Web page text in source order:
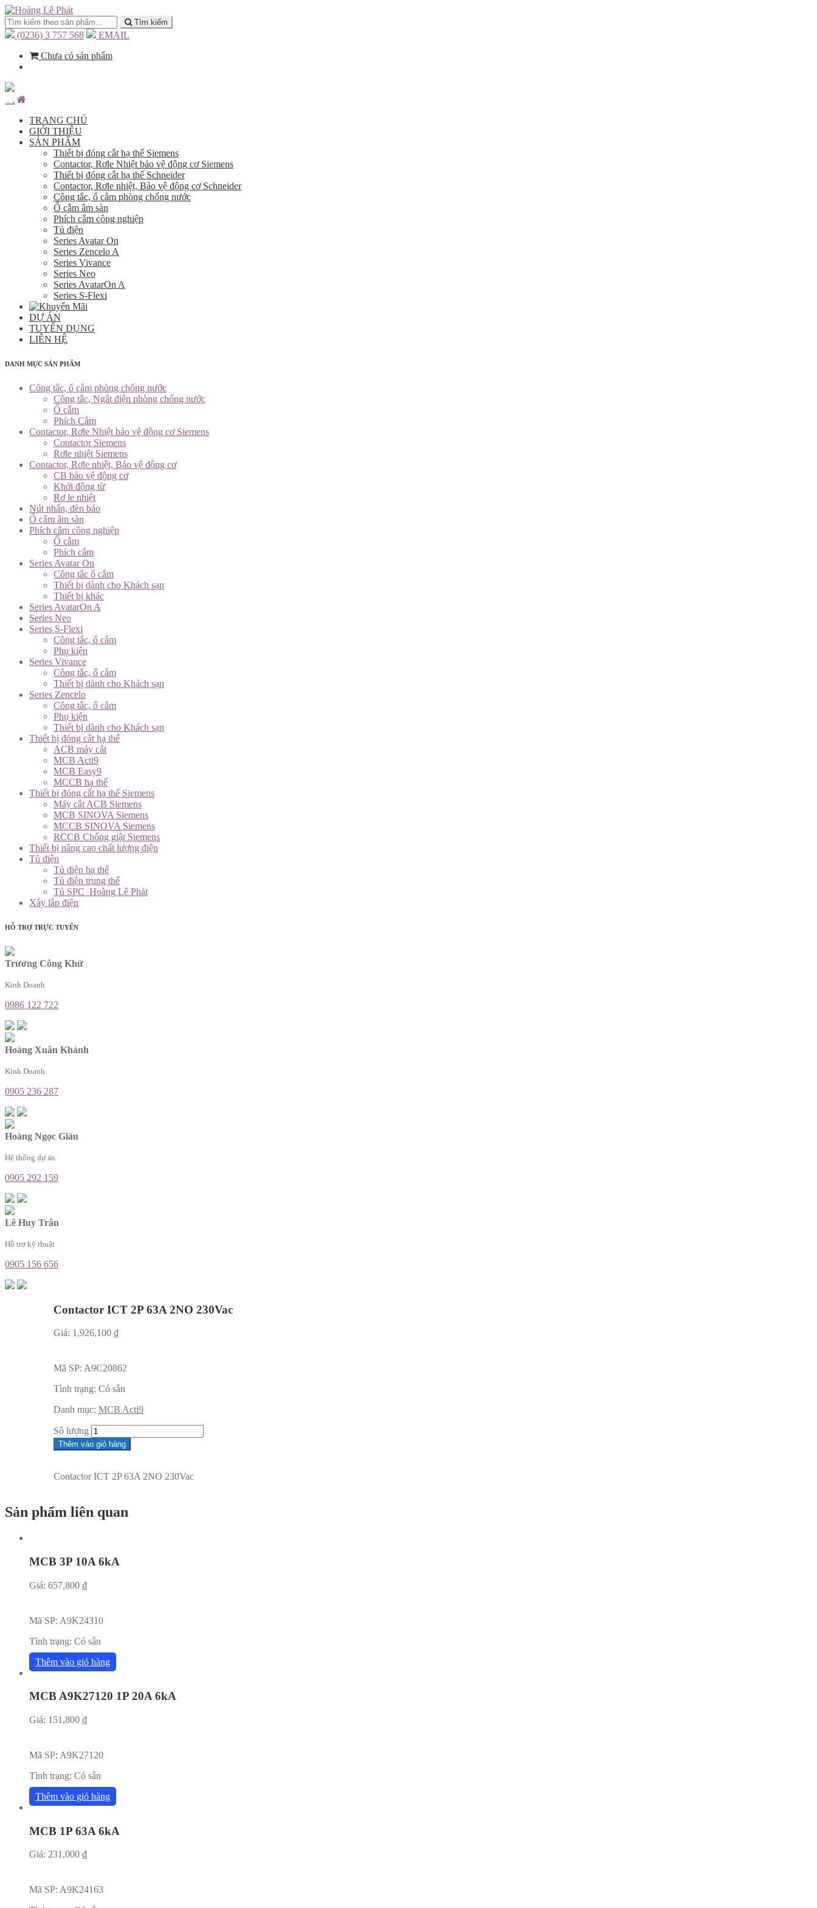
Tìm kiếm
(0236) 3 757 568
EMAIL
Chưa có sản phẩm
TRANG CHỦ
GIỚI THIỆU
SẢN PHẨM
Thiết bị đóng cắt hạ thế Siemens
Contactor, Rơle Nhiệt bảo vệ động cơ Siemens
Thiết bị đóng cắt hạ thế Schneider
Contactor, Rơle nhiệt, Bảo vệ động cơ Schneider
Công tắc, ổ cắm phòng chống nước
Ổ cắm âm sàn
Phích cắm công nghiệp
Tủ điện
Series Avatar On
Series Zencelo A
Series Vivance
Series Neo
Series AvatarOn A
Series S-Flexi
DỰ ÁN
TUYỂN DỤNG
LIÊN HỆ
DANH MỤC SẢN PHẨM
Công tắc, ổ cắm phòng chống nước
Công tắc, Ngắt điện phòng chống nước
Ổ cắm
Phích Cắm
Contactor, Rơle Nhiệt bảo vệ động cơ Siemens
Contactor Siemens
Rơle nhiệt Siemens
Contactor, Rơle nhiệt, Bảo vệ động cơ
CB bảo vệ động cơ
Khởi động từ
Rơ le nhiệt
Nút nhấn, đèn báo
Ổ cắm âm sàn
Phích cắm công nghiệp
Ổ cắm
Phích cắm
Series Avatar On
Công tắc ổ cắm
Thiết bị dành cho Khách sạn
Thiết bị khác
Series AvatarOn A
Series Neo
Series S-Flexi
Công tắc, ổ cắm
Phụ kiện
Series Vivance
Công tắc, ổ cắm
Thiết bị dành cho Khách sạn
Series Zencelo
Công tắc, ổ cắm
Phụ kiện
Thiết bị dành cho Khách sạn
Thiết bị đóng cắt hạ thế
ACB máy cắt
MCB Acti9
MCB Easy9
MCCB hạ thế
Thiết bị đóng cắt hạ thế Siemens
Máy cắt ACB Siemens
MCB SINOVA Siemens
MCCB SINOVA Siemens
RCCB Chống giật Siemens
Thiết bị nâng cao chất lượng điện
Tủ điện
Tủ điện hạ thế
Tủ điện trung thế
Tủ SPC_Hoàng Lê Phát
Xây lắp điện
HỖ TRỢ TRỰC TUYẾN
Trương Công Khứ
Kinh Doanh
0986 122 722
Hoàng Xuân Khánh
Kinh Doanh
0905 236 287
Hoàng Ngọc Giàu
Hệ thống dự án
0905 292 159
Lê Huy Trân
Hỗ trợ kỹ thuật
0905 156 656
Contactor ICT 2P 63A 2NO 230Vac
Giá: 1,926,100 ₫
Mã SP: A9C20862
Tình trạng: Có sẵn
Danh mục: MCB Acti9
Sô lượng
Thêm vào giỏ hàng
Contactor ICT 2P 63A 2NO 230Vac
Sản phẩm liên quan
MCB 3P 10A 6kA
Giá: 657,800 ₫
Mã SP: A9K24310
Tình trạng: Có sẵn
Thêm vào giỏ hàng
MCB A9K27120 1P 20A 6kA
Giá: 151,800 ₫
Mã SP: A9K27120
Tình trạng: Có sẵn
Thêm vào giỏ hàng
MCB 1P 63A 6kA
Giá: 231,000 ₫
Mã SP: A9K24163